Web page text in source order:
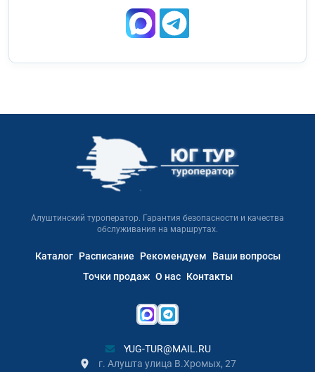
Алуштинский туроператор. Гарантия безопасности и качества
обслуживания на маршрутах.
Каталог Расписание Рекомендуем
Ваши вопросы
Точки продаж О нас Контакты
YUG-TUR@MAIL.RU
г. Алушта улица В.Хромых, 27